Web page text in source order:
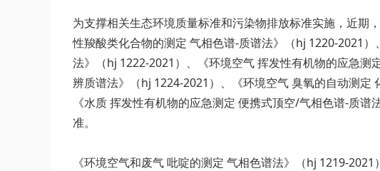
为支撑相关生态环境质量标准和污染物排放标准实施，近期
性羧酸类化合物的测定 气相色谱-质谱法》（hj 1220-2021
法》（hj 1222-2021）、《环境空气 挥发性有机物的应急
辨质谱法》（hj 1224-2021）、《环境空气 臭氧的自动测定
《水质 挥发性有机物的应急测定 便携式顶空/气相色谱-质
准。
《环境空气和废气 吡啶的测定 气相色谱法》（hj 1219-